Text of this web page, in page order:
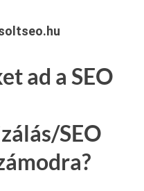
ad a SEO
SEO